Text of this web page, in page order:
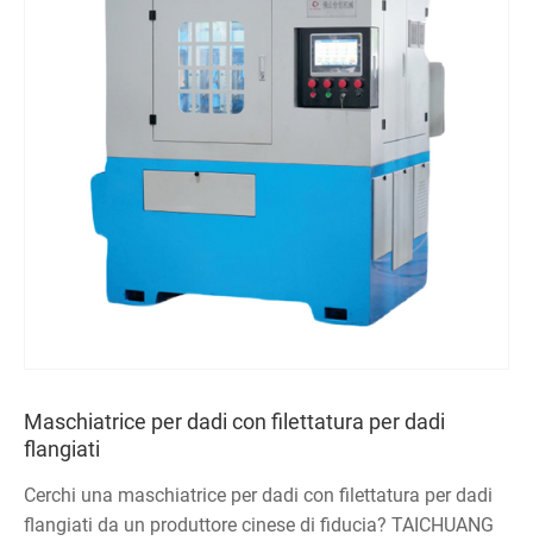
Maschiatrice per dadi con filettatura per dadi
flangiati
Cerchi una maschiatrice per dadi con filettatura per dadi
flangiati da un produttore cinese di fiducia? TAICHUANG